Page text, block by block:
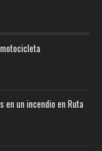
en un incendio en Ruta